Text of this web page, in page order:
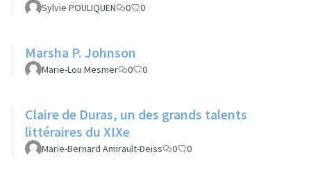
Sylvie POULIQUEN 0 0
Marsha P. Johnson
Marie-Lou Mesmer 0 0
Claire de Duras, un des grands talents
littéraires du XIXe
Marie-Bernard Amirault-Deiss 0 0